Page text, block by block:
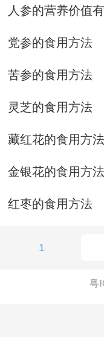
人参的营养价值
党参的食用方法
苦参的食用方法
灵芝的食用方法
藏红花的食用方法
金银花的食用方法
红枣的食用方法
1
粤